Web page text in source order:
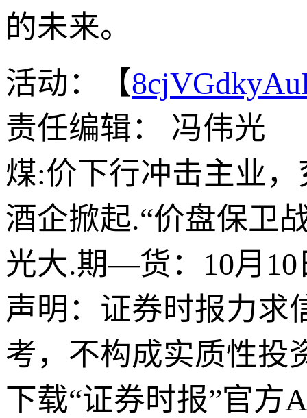
的未来。
活动：【
责任编辑： 冯伟光
煤:价下行冲击主业
酒企掀起.“价盘保卫
光大.期—货：10月
声明：证券时报力求
考，不构成实质性投
下载“证券时报”官方